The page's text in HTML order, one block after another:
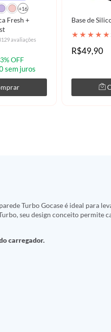
+16
Fresh +
avaliações
OFF
sem juros
Base de
★ ★ ★ ★ ★
R$49,90
Turbo Gocase é ideal para
seu design conceito permite
carregador.